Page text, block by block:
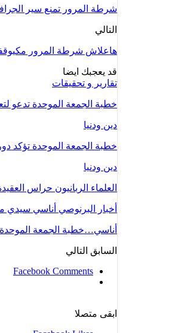
شرطة المرور تمنع سير
التالي
هاعلاش شرطة المرور
قد يعجبك ايضا
تقارير و تحقيقات
خطبة الجمعة الموحدة تدعو
دين ودنيا
خطبة الجمعة الموحدة تؤكد
دين ودنيا
العلماء الربانيون حراس
أخبار البرنوصي أناسي سيدي
أناسي…خطبة الجمعة
السابق التالي
Facebook Comments
ابقى متصلا